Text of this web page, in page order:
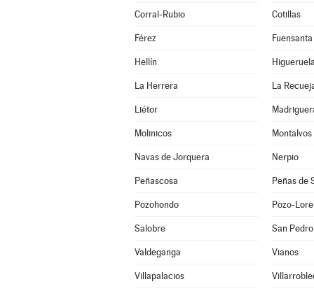
Corral-Rubio Cotillas
Férez Fuensanta
Hellín Higueruela
La Herrera La
Liétor
Molinicos Montalvos
Navas de Jorquera Nerpio
Peñascosa Peñas de
Pozohondo Pozo-
Salobre San Pedro
Valdeganga Vianos
Villapalacios